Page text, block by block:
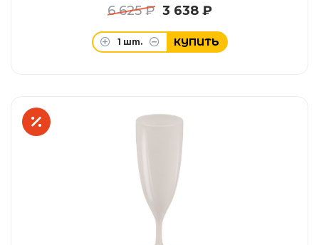
6 625 ₽ 3 638 ₽
1 шт. КУПИТЬ